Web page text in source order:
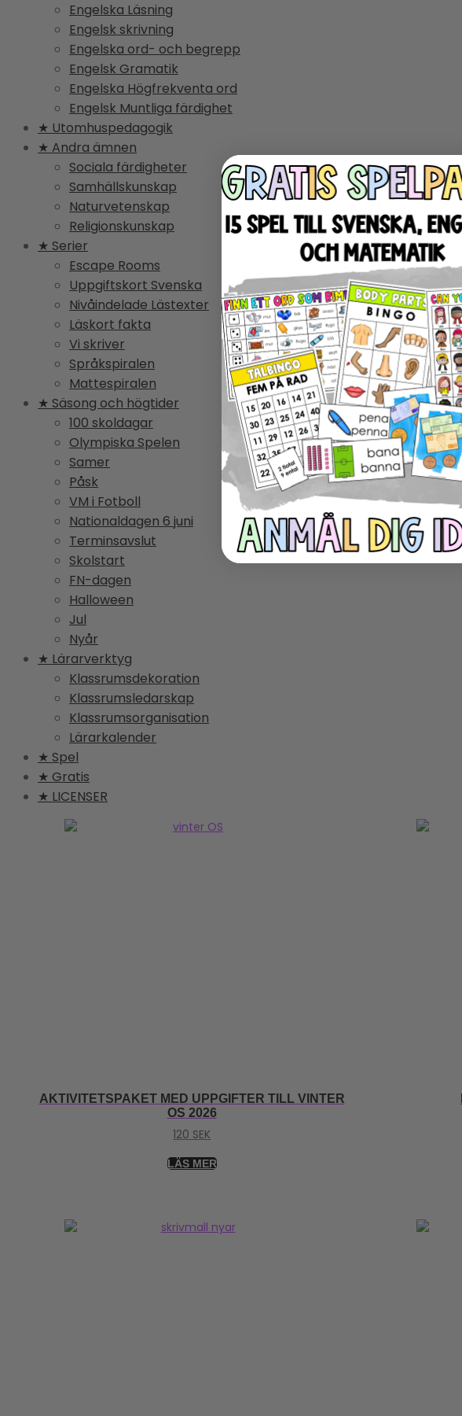
Engelska Läsning
Engelsk skrivning
Engelska ord- och begrepp
Engelsk Gramatik
Engelska Högfrekventa ord
Engelsk Muntliga färdighet
★ Utomhuspedagogik
★ Andra ämnen
Sociala färdigheter
Samhällskunskap
Naturvetenskap
Religionskunskap
★ Serier
Escape Rooms
Uppgiftskort Svenska
Nivåindelade Lästexter
Läskort fakta
Vi skriver
Språkspiralen
Mattespiralen
★ Säsong och högtider
100 skoldagar
Olympiska Spelen
Samer
Påsk
VM i Fotboll
Nationaldagen 6 juni
Terminsavslut
Skolstart
FN-dagen
Halloween
Jul
Nyår
★ Lärarverktyg
Klassrumsdekoration
Klassrumsledarskap
Klassrumsorganisation
Lärarkalender
★ Spel
★ Gratis
★ LICENSER
AKTIVITETSPAKET MED UPPGIFTER TILL VINTER
OS 2026
120 SEK
LÄS MER